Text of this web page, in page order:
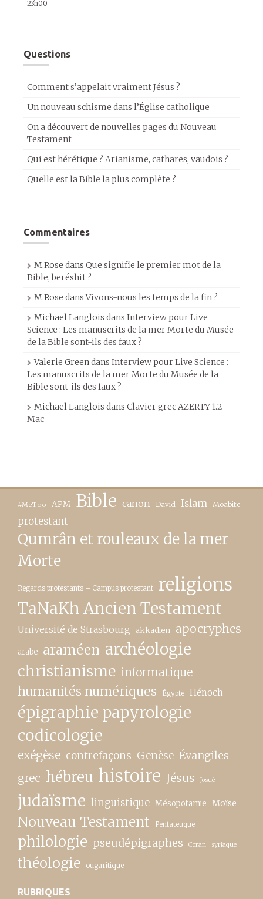
23h00
Questions
Comment s’appelait vraiment Jésus ?
Un nouveau schisme dans l’Église catholique
On a découvert de nouvelles pages du Nouveau
Testament
Qui est hérétique ? Arianisme, cathares, vaudois ?
Quelle est la Bible la plus complète ?
Commentaires
M.Rose dans Que signifie le premier mot de la
Bible, beréshit ?
M.Rose dansVivons-nous les temps de la fin ?
Michael Langlois dans Interview pour Live
Science : Les manuscrits de la mer Morte du Musée
de la Bible sont-ils des faux ?
Valerie Greendans Interview pour Live Science :
Les manuscrits de la mer Morte du Musée de la
Bible sont-ils des faux ?
Michael Langlois dans Clavier grec AZERTY 1.2
Mac
#MeToo APM Bible canon David Islam Moabite
protestant
Qumrân et rouleaux de la mer
Morte
Regards protestants – Campus protestant religions
TaNaKh Ancien Testament
Université de Strasbourg akkadien apocryphes
arabe araméen archéologie
christianisme informatique
humanités numériques Égypte Hénoch
épigraphie papyrologie
codicologie
exégèse contrefaçons Genèse Évangiles
grec hébreu histoire Jésus Josué
judaïsme linguistique Mésopotamie Moïse
Nouveau Testament Pentateuque
philologie pseudépigraphes Coran syriaque
théologie ougaritique
RUBRIQUES